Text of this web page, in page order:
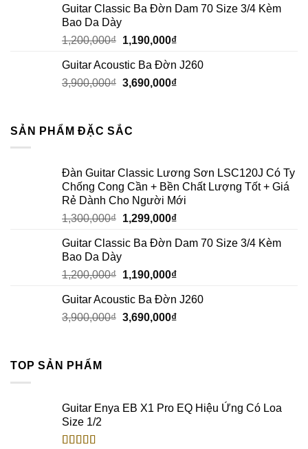
Guitar Classic Ba Đờn Dam 70 Size 3/4 Kèm
Bao Da Dày
1,200,000₫ 1,190,000₫
Guitar Acoustic Ba Đờn J260
3,900,000₫ 3,690,000₫
SẢN PHẨM ĐẶC SẮC
Đàn Guitar Classic Lương Sơn LSC120J Có Ty
Chống Cong Cần + Bền Chất Lượng Tốt + Giá
Rẻ Dành Cho Người Mới
1,300,000₫ 1,299,000₫
Guitar Classic Ba Đờn Dam 70 Size 3/4 Kèm
Bao Da Dày
1,200,000₫ 1,190,000₫
Guitar Acoustic Ba Đờn J260
3,900,000₫ 3,690,000₫
TOP SẢN PHẨM
Guitar Enya EB X1 Pro EQ Hiệu Ứng Có Loa
Size 1/2